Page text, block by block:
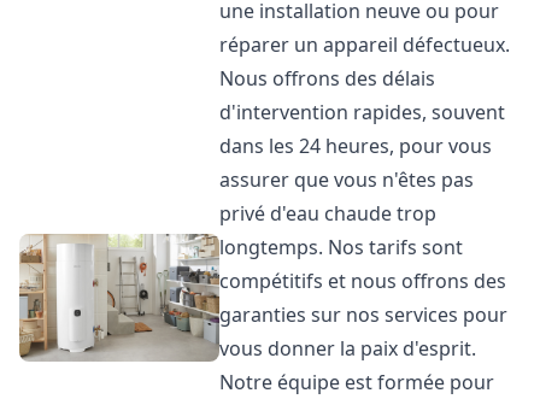
une installation neuve ou pour
réparer un appareil défectueux.
Nous offrons des délais
d'intervention rapides, souvent
dans les 24 heures, pour vous
assurer que vous n'êtes pas
privé d'eau chaude trop
longtemps. Nos tarifs sont
compétitifs et nous offrons des
garanties sur nos services pour
vous donner la paix d'esprit.
Notre équipe est formée pour